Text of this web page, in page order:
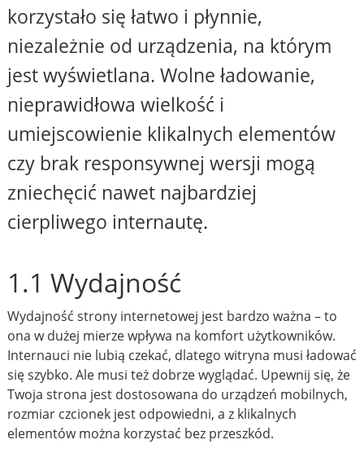
korzystało się łatwo i płynnie,
niezależnie od urządzenia, na którym
jest wyświetlana. Wolne ładowanie,
nieprawidłowa wielkość i
umiejscowienie klikalnych elementów
czy brak responsywnej wersji mogą
zniechęcić nawet najbardziej
cierpliwego internautę.
1.1 Wydajność
Wydajność strony internetowej jest bardzo ważna – to
ona w dużej mierze wpływa na komfort użytkowników.
Internauci nie lubią czekać, dlatego witryna musi ładować
się szybko. Ale musi też dobrze wyglądać. Upewnij się, że
Twoja strona jest dostosowana do urządzeń mobilnych,
rozmiar czcionek jest odpowiedni, a z klikalnych
elementów można korzystać bez przeszkód.